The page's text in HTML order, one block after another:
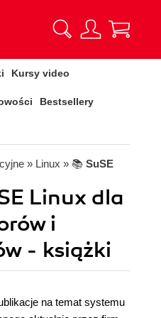
Kursy video
Bestsellery
» Linux » 📚 SuSE
Linux dla
i
- książki
na temat systemu